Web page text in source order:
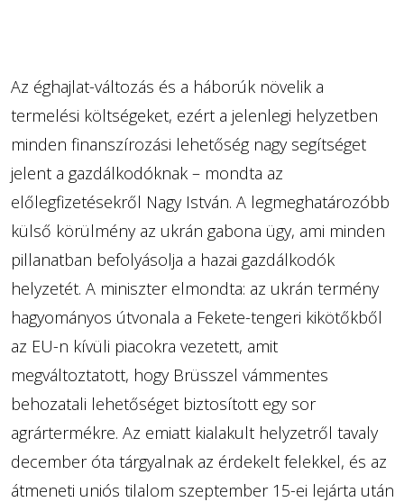
Az éghajlat-változás és a háborúk növelik a
termelési költségeket, ezért a jelenlegi helyzetben
minden finanszírozási lehetőség nagy segítséget
jelent a gazdálkodóknak – mondta az
előlegfizetésekről Nagy István. A legmeghatározóbb
külső körülmény az ukrán gabona ügy, ami minden
pillanatban befolyásolja a hazai gazdálkodók
helyzetét. A miniszter elmondta: az ukrán termény
hagyományos útvonala a Fekete-tengeri kikötőkből
az EU-n kívüli piacokra vezetett, amit
megváltoztatott, hogy Brüsszel vámmentes
behozatali lehetőséget biztosított egy sor
agrártermékre. Az emiatt kialakult helyzetről tavaly
december óta tárgyalnak az érdekelt felekkel, és az
átmeneti uniós tilalom szeptember 15-ei lejárta után